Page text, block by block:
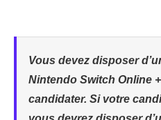
Vous devez disposer
Nintendo Switch Online
candidater. Si votre